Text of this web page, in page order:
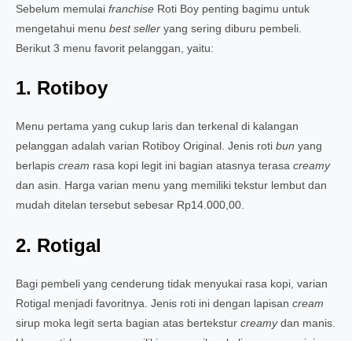
Sebelum memulai franchise Roti Boy penting bagimu untuk
mengetahui menu best seller yang sering diburu pembeli.
Berikut 3 menu favorit pelanggan, yaitu:
1. Rotiboy
Menu pertama yang cukup laris dan terkenal di kalangan
pelanggan adalah varian Rotiboy Original. Jenis roti bun yang
berlapis cream rasa kopi legit ini bagian atasnya terasa creamy
dan asin. Harga varian menu yang memiliki tekstur lembut dan
mudah ditelan tersebut sebesar Rp14.000,00.
2. Rotigal
Bagi pembeli yang cenderung tidak menyukai rasa kopi, varian
Rotigal menjadi favoritnya. Jenis roti ini dengan lapisan cream
sirup moka legit serta bagian atas bertekstur creamydan manis.